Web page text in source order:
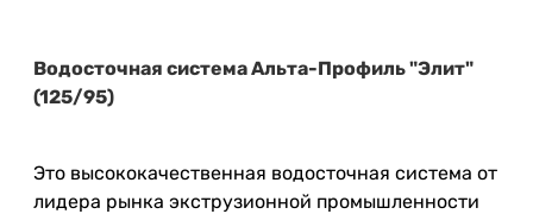
Водосточная система Альта-Профиль "Элит"
(125/95)
Это высококачественная водосточная система от
лидера рынка экструзионной промышленности